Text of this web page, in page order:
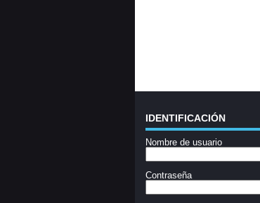
IDENTIFICACIÓN
Nombre de usuario
Contraseña